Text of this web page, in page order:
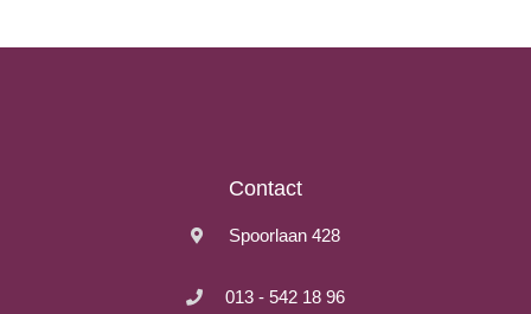
Contact
Spoorlaan 428
013 - 542 18 96